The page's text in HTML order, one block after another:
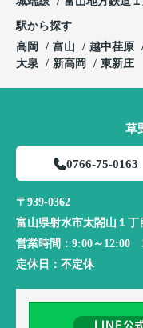
駅から探す
高岡
富山 越中荏原
大泉
新高岡 東新庄
草
0766-75-0163
〒939-0362
富山県射水市太閤山１丁
営業時間： 9:00～12:00
定休日： 不定休